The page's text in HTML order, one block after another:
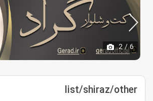
2/ 6
list/shiraz/other